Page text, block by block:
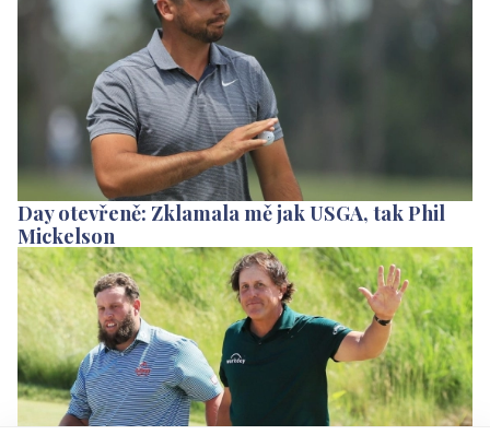
Day otevřeně: Zklamala mě jak USGA, tak Phil
Mickelson